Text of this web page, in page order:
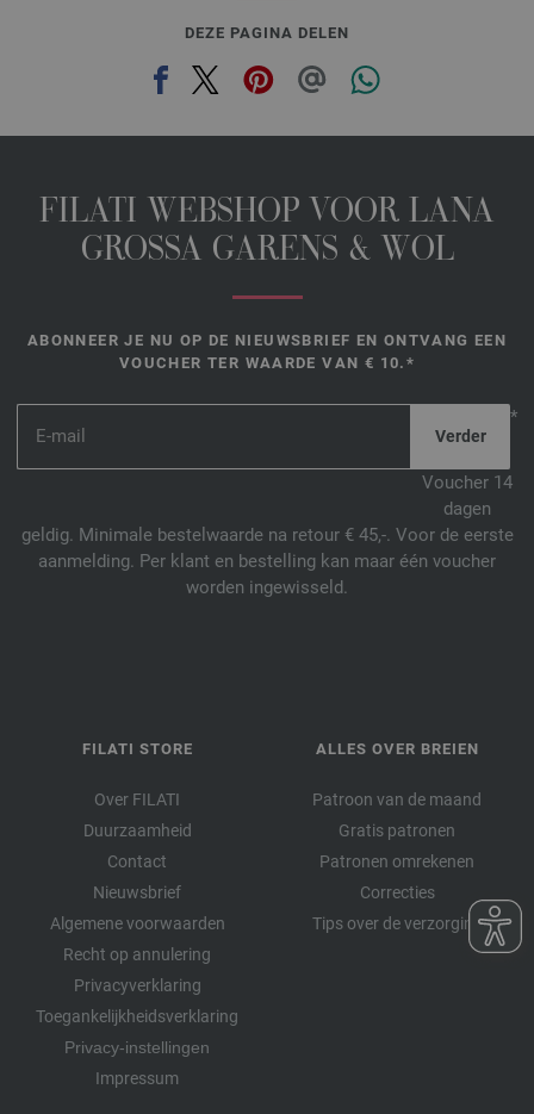
DEZE PAGINA DELEN
FILATI WEBSHOP VOOR LANA
GROSSA GARENS & WOL
ABONNEER JE NU OP DE NIEUWSBRIEF EN ONTVANG EEN
VOUCHER TER WAARDE VAN € 10.*
*
Voucher 14
dagen
geldig. Minimale bestelwaarde na retour € 45,-. Voor de eerste
aanmelding. Per klant en bestelling kan maar één voucher
worden ingewisseld.
FILATI STORE
Over FILATI
Duurzaamheid
Contact
Nieuwsbrief
Algemene voorwaarden
Recht op annulering
Privacyverklaring
Toegankelijkheidsverklaring
Privacy-instellingen
Impressum
ALLES OVER BREIEN
Patroon van de maand
Gratis patronen
Patronen omrekenen
Correcties
Tips over de verzorging